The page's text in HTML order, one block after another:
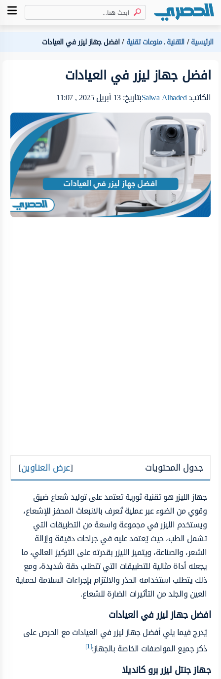
الرئيسية التقنية،منوعات تقنية افضل جهاز ليزر في العيادات
افضل جهاز ليزر في العيادات
الكاتب:Salwa Alhadedبتاريخ: 13 أبريل 2025 , 11:07
جدول المحتويات [عرض العناوين]
جهاز الليزر هو تقنية ثورية تعتمد على توليد شعاع ضيق
وقوي من الضوء عبر عملية تُعرف بالانبعاث المحفز للإشعاع،
ويستخدم الليزر في مجموعة واسعة من التطبيقات التي
تشمل الطب، حيث يُعتمد عليه في جراحات دقيقة وإزالة
الشعر، والصناعة، ويتميز الليزر بقدرته على التركيز العالي، ما
يجعله أداة مثالية للتطبيقات التي تتطلب دقة شديدة، ومع
ذلك يتطلب استخدامه الحذر والالتزام بإجراءات السلامة لحماية
العين والجلد من التأثيرات الضارة للشعاع.
افضل جهاز ليزر في العيادات
يُدرج فيما يلي أفضل جهاز ليزر في العيادات مع الحرص على
ذكر جميع المواصفات الخاصة بالجهاز:[1]
جهاز جنتل ليزر برو كانديلا